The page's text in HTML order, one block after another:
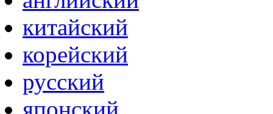
китайский
корейский
русский
японский